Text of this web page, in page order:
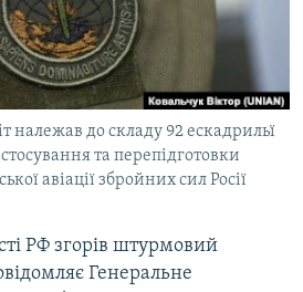
КРИМУ
належав до складу 92 ескадрильї
та перепідготовки
авіації збройних сил Росії
РФ згорів штурмовий
Генеральне